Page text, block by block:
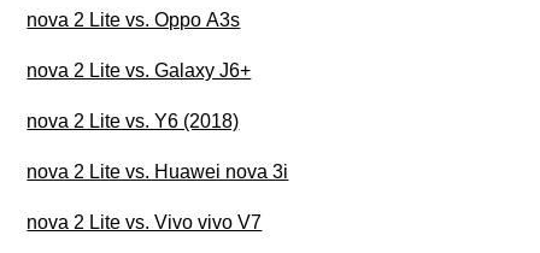
nova 2 Lite vs. Oppo A3s
nova 2 Lite vs. Galaxy J6+
nova 2 Lite vs. Y6 (2018)
nova 2 Lite vs. Huawei nova 3i
nova 2 Lite vs. Vivo vivo V7